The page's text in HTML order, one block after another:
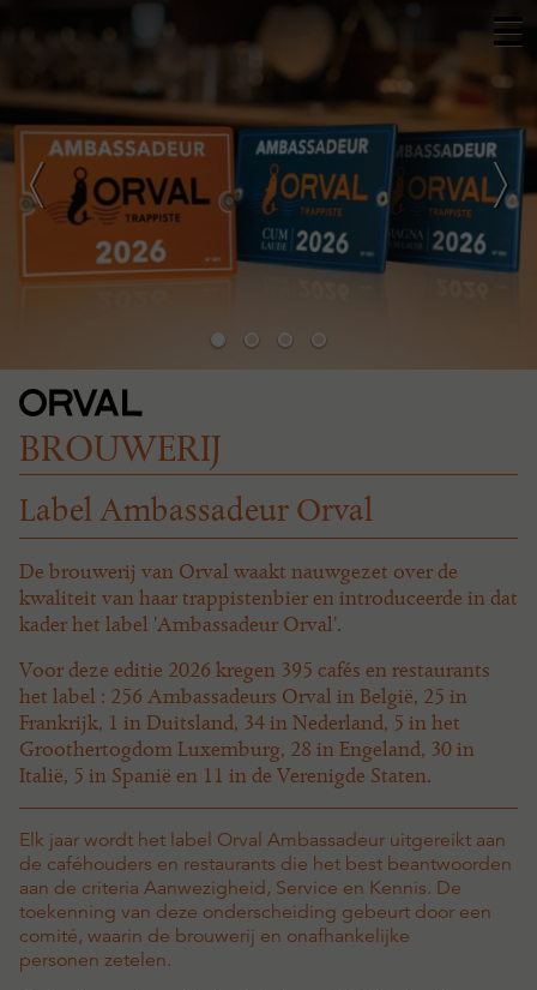
BROUWERIJ
Label Ambassadeur Orval
De brouwerij van Orval waakt nauwgezet over de
kwaliteit van haar trappistenbier en introduceerde in dat
kader het label 'Ambassadeur Orval'.
Voor deze editie 2026 kregen 395 cafés en restaurants
het label : 256 Ambassadeurs Orval in België, 25 in
Frankrijk, 1 in Duitsland, 34 in Nederland, 5 in het
Groothertogdom Luxemburg, 28 in Engeland, 30 in
Italië, 5 in Spanië en 11 in de Verenigde Staten.
Elk jaar wordt het label Orval Ambassadeur uitgereikt aan
de caféhouders en restaurants die het best beantwoorden
aan de criteria Aanwezigheid, Service en Kennis. De
toekenning van deze onderscheiding gebeurt door een
comité, waarin de brouwerij en onafhankelijke
personen zetelen.